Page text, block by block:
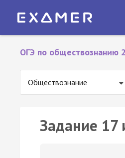
ОГЭ по обществознанию
Обществознание
Задание 17